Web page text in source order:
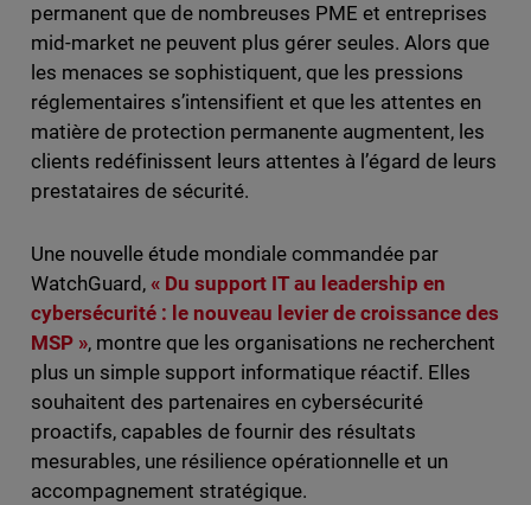
permanent que de nombreuses PME et entreprises
mid-market ne peuvent plus gérer seules. Alors que
les menaces se sophistiquent, que les pressions
réglementaires s’intensifient et que les attentes en
matière de protection permanente augmentent, les
clients redéfinissent leurs attentes à l’égard de leurs
prestataires de sécurité.
Une nouvelle étude mondiale commandée par
WatchGuard, « Du support IT au leadership en
cybersécurité : le nouveau levier de croissance des
MSP », montre que les organisations ne recherchent
plus un simple support informatique réactif. Elles
souhaitent des partenaires en cybersécurité
proactifs, capables de fournir des résultats
mesurables, une résilience opérationnelle et un
accompagnement stratégique.